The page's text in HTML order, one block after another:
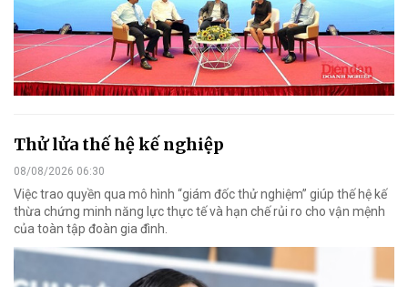
Thử lửa thế hệ kế nghiệp
08/08/2026 06:30
Việc trao quyền qua mô hình “giám đốc thử nghiệm” giúp thế hệ kế
thừa chứng minh năng lực thực tế và hạn chế rủi ro cho vận mệnh
của toàn tập đoàn gia đình.